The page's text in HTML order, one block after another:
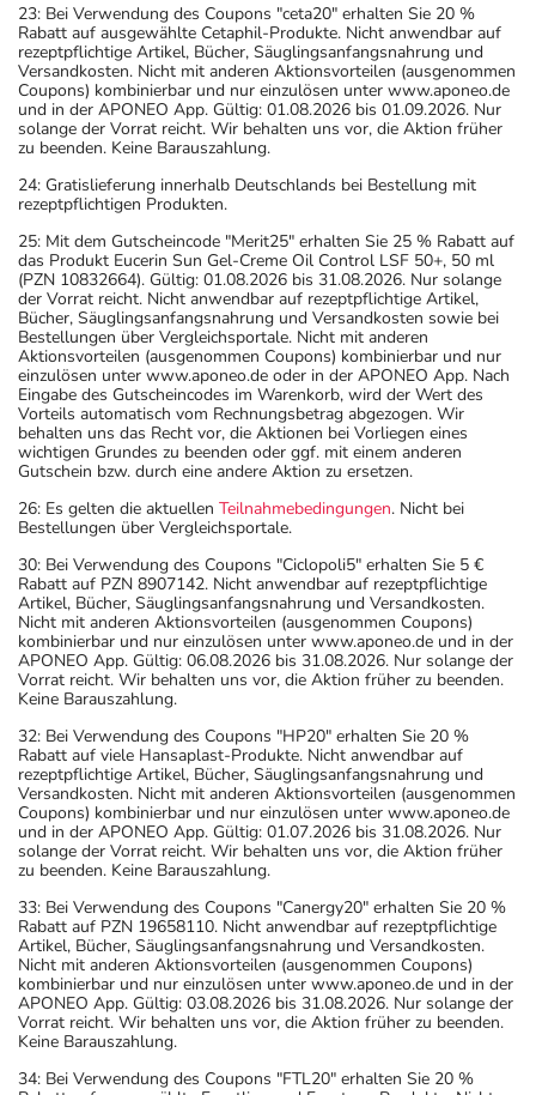
23: Bei Verwendung des Coupons "ceta20" erhalten Sie 20 %
Rabatt auf ausgewählte Cetaphil-Produkte. Nicht anwendbar auf
rezeptpflichtige Artikel, Bücher, Säuglingsanfangsnahrung und
Versandkosten. Nicht mit anderen Aktionsvorteilen (ausgenommen
Coupons) kombinierbar und nur einzulösen unter www.aponeo.de
und in der APONEO App. Gültig: 01.08.2026 bis 01.09.2026. Nur
solange der Vorrat reicht. Wir behalten uns vor, die Aktion früher
zu beenden. Keine Barauszahlung.
24: Gratislieferung innerhalb Deutschlands bei Bestellung mit
rezeptpflichtigen Produkten.
25: Mit dem Gutscheincode "Merit25" erhalten Sie 25 % Rabatt auf
das Produkt Eucerin Sun Gel-Creme Oil Control LSF 50+, 50 ml
(PZN 10832664). Gültig: 01.08.2026 bis 31.08.2026. Nur solange
der Vorrat reicht. Nicht anwendbar auf rezeptpflichtige Artikel,
Bücher, Säuglingsanfangsnahrung und Versandkosten sowie bei
Bestellungen über Vergleichsportale. Nicht mit anderen
Aktionsvorteilen (ausgenommen Coupons) kombinierbar und nur
einzulösen unter www.aponeo.de oder in der APONEO App. Nach
Eingabe des Gutscheincodes im Warenkorb, wird der Wert des
Vorteils automatisch vom Rechnungsbetrag abgezogen. Wir
behalten uns das Recht vor, die Aktionen bei Vorliegen eines
wichtigen Grundes zu beenden oder ggf. mit einem anderen
Gutschein bzw. durch eine andere Aktion zu ersetzen.
26: Es gelten die aktuellen Teilnahmebedingungen. Nicht bei
Bestellungen über Vergleichsportale.
30: Bei Verwendung des Coupons "Ciclopoli5" erhalten Sie 5 €
Rabatt auf PZN 8907142. Nicht anwendbar auf rezeptpflichtige
Artikel, Bücher, Säuglingsanfangsnahrung und Versandkosten.
Nicht mit anderen Aktionsvorteilen (ausgenommen Coupons)
kombinierbar und nur einzulösen unter www.aponeo.de und in der
APONEO App. Gültig: 06.08.2026 bis 31.08.2026. Nur solange der
Vorrat reicht. Wir behalten uns vor, die Aktion früher zu beenden.
Keine Barauszahlung.
32: Bei Verwendung des Coupons "HP20" erhalten Sie 20 %
Rabatt auf viele Hansaplast-Produkte. Nicht anwendbar auf
rezeptpflichtige Artikel, Bücher, Säuglingsanfangsnahrung und
Versandkosten. Nicht mit anderen Aktionsvorteilen (ausgenommen
Coupons) kombinierbar und nur einzulösen unter www.aponeo.de
und in der APONEO App. Gültig: 01.07.2026 bis 31.08.2026. Nur
solange der Vorrat reicht. Wir behalten uns vor, die Aktion früher
zu beenden. Keine Barauszahlung.
33: Bei Verwendung des Coupons "Canergy20" erhalten Sie 20 %
Rabatt auf PZN 19658110. Nicht anwendbar auf rezeptpflichtige
Artikel, Bücher, Säuglingsanfangsnahrung und Versandkosten.
Nicht mit anderen Aktionsvorteilen (ausgenommen Coupons)
kombinierbar und nur einzulösen unter www.aponeo.de und in der
APONEO App. Gültig: 03.08.2026 bis 31.08.2026. Nur solange der
Vorrat reicht. Wir behalten uns vor, die Aktion früher zu beenden.
Keine Barauszahlung.
34: Bei Verwendung des Coupons "FTL20" erhalten Sie 20 %